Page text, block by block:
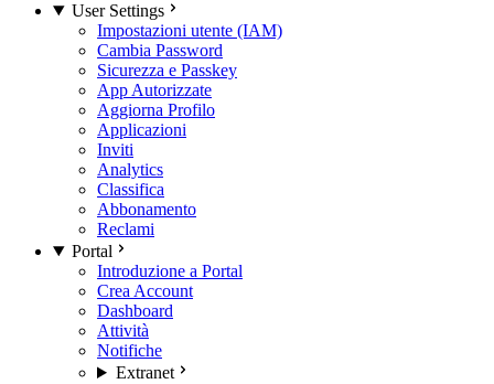
User Settings
Impostazioni utente (IAM)
Cambia Password
Sicurezza e Passkey
App Autorizzate
Aggiorna Profilo
Applicazioni
Inviti
Analytics
Classifica
Abbonamento
Reclami
Portal
Introduzione a Portal
Crea Account
Dashboard
Attività
Notifiche
Extranet